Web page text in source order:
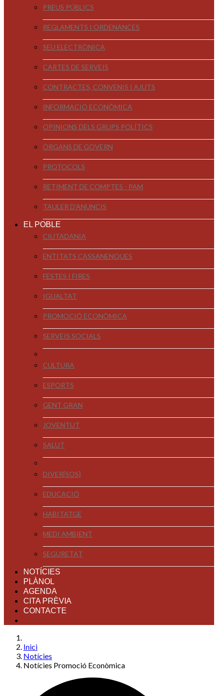
PREUS PÚBLICS
REGLAMENTS I ORDENANCES
SEU ELECTRÒNICA
CARTES DE SERVEIS
CONTRACTES, CONVENIS I AJUTS
INFORMACIÓ ECONÒMICA
OPINIONS DELS GRUPS POLÍTICS
ÒRGANS DE GOVERN
PROTOCOLS
RETIMENT DE COMPTES - PAM
TAULER D'ANUNCIS
EL POBLE
CIUTADANIA
ENTITATS CASSANENQUES
FESTES I FIRES
IGUALTAT
PROMOCIÓ ECONÒMICA
SERVEIS SOCIALS
CULTURA
ESPORTS
GENT GRAN
JOVENTUT
SALUT
DIVER[SOS]
EDUCACIÓ
HABITATGE
MEDI AMBIENT
SEGURETAT
NOTÍCIES
PLÀNOL
AGENDA
CITA PRÈVIA
CONTACTE
Inici
Notícies
Notícies Promoció Econòmica